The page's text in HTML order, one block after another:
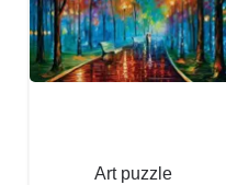
Art puzzle